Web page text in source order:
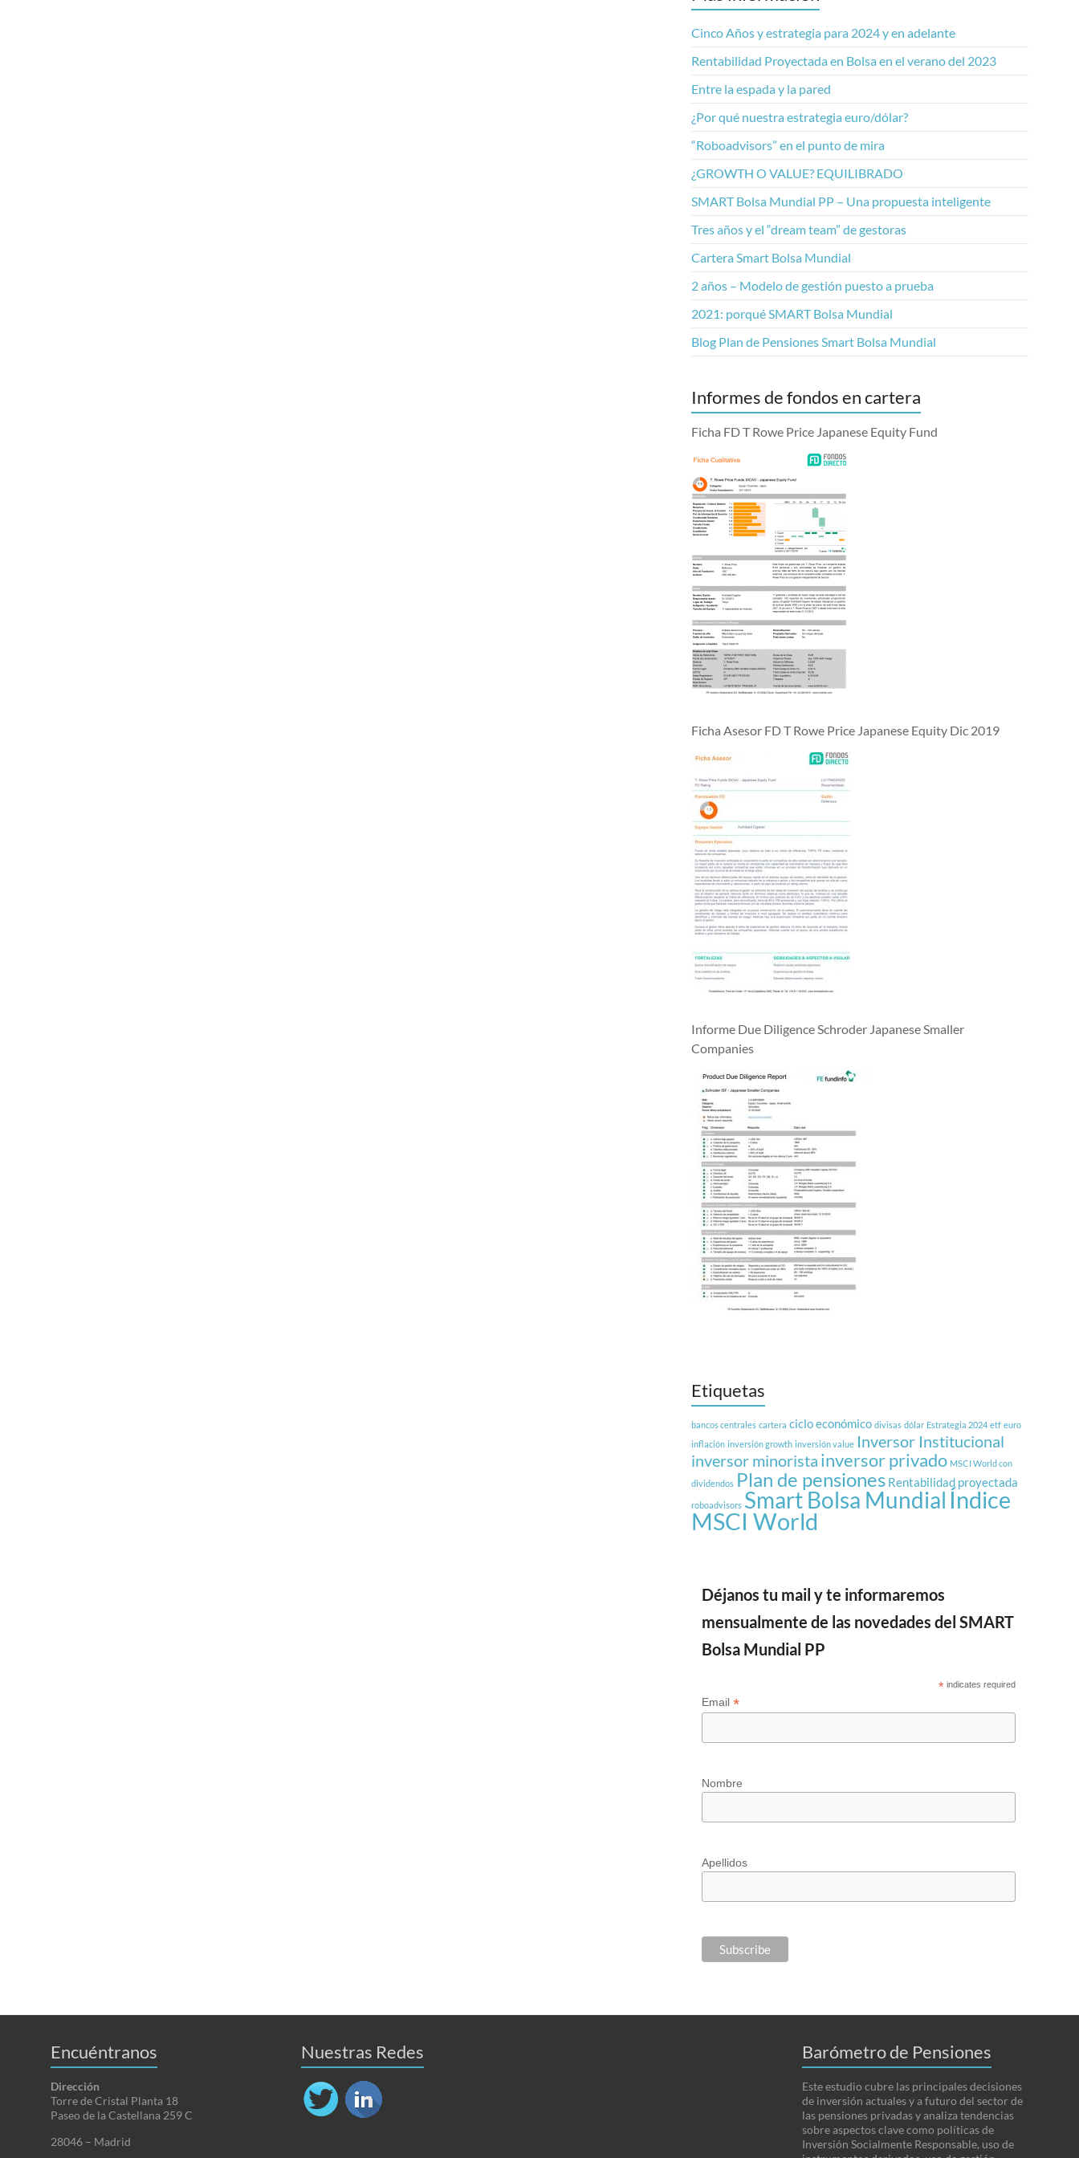
Cinco Años y estrategia para 2024 y en adelante
Rentabilidad Proyectada en Bolsa en el verano del 2023
Entre la espada y la pared
¿Por qué nuestra estrategia euro/dólar?
“Roboadvisors” en el punto de mira
¿GROWTH O VALUE? EQUILIBRADO
SMART Bolsa Mundial PP – Una propuesta inteligente
Tres años y el “dream team” de gestoras
Cartera Smart Bolsa Mundial
2 años – Modelo de gestión puesto a prueba
2021: porqué SMART Bolsa Mundial
Blog Plan de Pensiones Smart Bolsa Mundial
Informes de fondos en cartera
Ficha FD T Rowe Price Japanese Equity Fund
Ficha Asesor FD T Rowe Price Japanese Equity Dic 2019
Informe Due Diligence Schroder Japanese Smaller
Companies
Etiquetas
bancos centrales cartera ciclo económico divisas dólar Estrategia 2024 etf euro
inflación inversión growth inversión value Inversor Institucional
inversor minorista inversor privado MSCI World con
dividendos Plan de pensiones Rentabilidad proyectada
roboadvisors Smart Bolsa Mundial Índice
MSCI World
Déjanos tu mail y te informaremos
mensualmente de las novedades del SMART
Bolsa Mundial PP
*indicates required
Email *
Nombre
Apellidos
Encuéntranos
Dirección
Torre de Cristal Planta 18
Paseo de la Castellana 259 C
28046 – Madrid
Nuestras Redes Barómetro de Pensiones
Este estudio cubre las principales decisiones
de inversión actuales y a futuro del sector de
las pensiones privadas y analiza tendencias
sobre aspectos clave como políticas de
Inversión Socialmente Responsable, uso de